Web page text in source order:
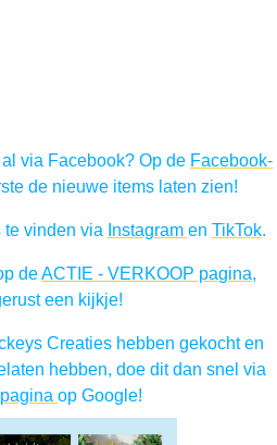
via Facebook? Op de Facebook-
de nieuwe items laten zien!
te vinden via Instagram en TikTok.
deACTIE - VERKOOP pagina,
een kijkje!
Creaties hebben gekocht en
hebben, doe dit dan snel via
op Google!